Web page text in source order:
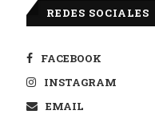
REDES SOCIALES
FACEBOOK
INSTAGRAM
EMAIL